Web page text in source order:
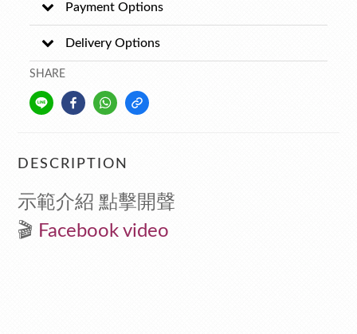
Payment Options
Delivery Options
SHARE
DESCRIPTION
示範介紹 點擊開聲
🎬 Facebook video